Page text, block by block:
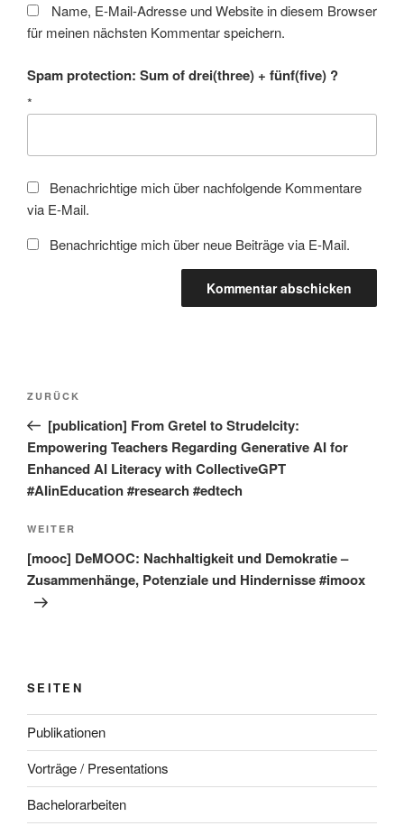
Name, E-Mail-Adresse und Website in diesem Browser
für meinen nächsten Kommentar speichern.
Spam protection: Sum of drei(three) + fünf(five) ?
*
Benachrichtige mich über nachfolgende Kommentare
via E-Mail.
Benachrichtige mich über neue Beiträge via E-Mail.
Beitragsnavigation
Vorheriger
Beitrag
ZURÜCK
[publication] From Gretel to Strudelcity:
Empowering Teachers Regarding Generative AI for
Enhanced AI Literacy with CollectiveGPT
#AIinEducation #research #edtech
Nächster
Beitrag
WEITER
[mooc] DeMOOC: Nachhaltigkeit und Demokratie –
Zusammenhänge, Potenziale und Hindernisse #imoox
SEITEN
Publikationen
Vorträge / Presentations
Bachelorarbeiten